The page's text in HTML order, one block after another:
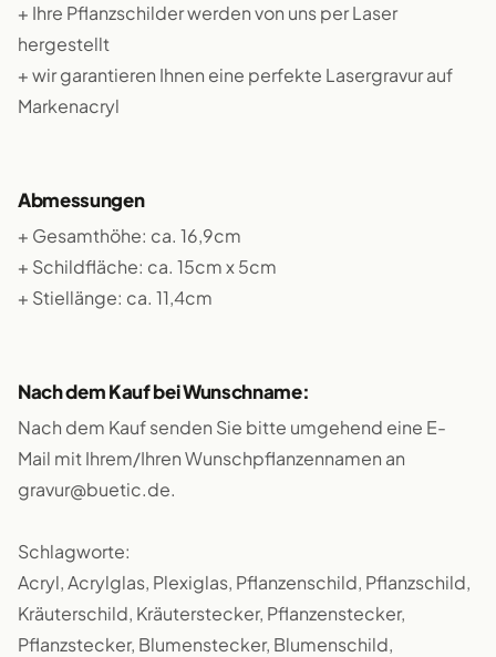
+ Ihre Pflanzschilder werden von uns per Laser
hergestellt
+ wir garantieren Ihnen eine perfekte Lasergravur auf
Markenacryl
Abmessungen
+ Gesamthöhe: ca. 16,9cm
+ Schildfläche: ca. 15cm x 5cm
+ Stiellänge: ca. 11,4cm
Nach dem Kauf bei Wunschname:
Nach dem Kauf senden Sie bitte umgehend eine E-
Mail mit Ihrem/Ihren Wunschpflanzennamen an
gravur@buetic.de.
Schlagworte:
Acryl, Acrylglas, Plexiglas, Pflanzenschild, Pflanzschild,
Kräuterschild, Kräuterstecker, Pflanzenstecker,
Pflanzstecker, Blumenstecker, Blumenschild,